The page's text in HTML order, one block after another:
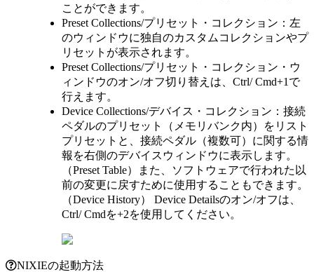
ことができます。
Preset Collections/プリセット・コレクション：左
のウィンドウに独自のカスタムコレクションやプ
リセットが表示されます。
Preset Collections/プリセット・コレクション・ウ
ィンドウのオン/オフ切り替えは、Ctrl/ Cmd+1で
行えます。
Device Collections/デバイス・コレクション：接続
ペダルのプリセット（メモリバンク内）をリスト
プリセットと、接続ペダル（複数可）に関する情
報を右側のデバイスウィンドウに表示します。
（Preset Table）また、ソフトウェアで行われた以
前の変更に戻すために使用することもできます。
（Device History） Device Detailsのオン/オフは、
Ctrl/ Cmdを+2を使用してください。
NIXIEの起動方法